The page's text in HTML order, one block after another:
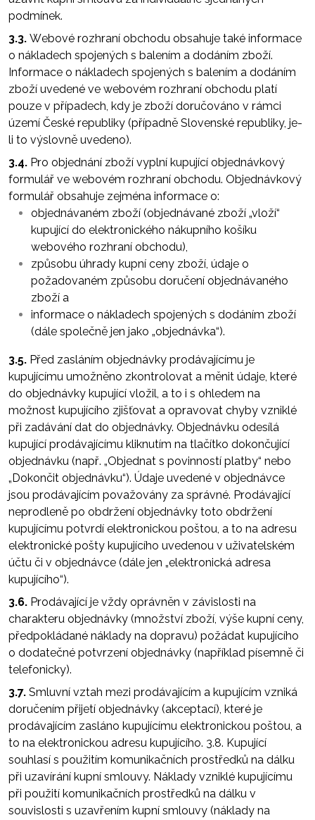
podmínek.
3.3. Webové rozhraní obchodu obsahuje také informace
o nákladech spojených s balením a dodáním zboží.
Informace o nákladech spojených s balením a dodáním
zboží uvedené ve webovém rozhraní obchodu platí
pouze v případech, kdy je zboží doručováno v rámci
území České republiky (případně Slovenské republiky, je-
li to výslovně uvedeno).
3.4. Pro objednání zboží vyplní kupující objednávkový
formulář ve webovém rozhraní obchodu. Objednávkový
formulář obsahuje zejména informace o:
objednávaném zboží (objednávané zboží „vloží“
kupující do elektronického nákupního košíku
webového rozhraní obchodu),
způsobu úhrady kupní ceny zboží, údaje o
požadovaném způsobu doručení objednávaného
zboží a
informace o nákladech spojených s dodáním zboží
(dále společně jen jako „objednávka“).
3.5. Před zasláním objednávky prodávajícímu je
kupujícímu umožněno zkontrolovat a měnit údaje, které
do objednávky kupující vložil, a to i s ohledem na
možnost kupujícího zjišťovat a opravovat chyby vzniklé
při zadávání dat do objednávky. Objednávku odesílá
kupující prodávajícímu kliknutím na tlačítko dokončující
objednávku (např. „Objednat s povinností platby“ nebo
„Dokončit objednávku“). Údaje uvedené v objednávce
jsou prodávajícím považovány za správné. Prodávající
neprodleně po obdržení objednávky toto obdržení
kupujícímu potvrdí elektronickou poštou, a to na adresu
elektronické pošty kupujícího uvedenou v uživatelském
účtu či v objednávce (dále jen „elektronická adresa
kupujícího“).
3.6. Prodávající je vždy oprávněn v závislosti na
charakteru objednávky (množství zboží, výše kupní ceny,
předpokládané náklady na dopravu) požádat kupujícího
o dodatečné potvrzení objednávky (například písemně či
telefonicky).
3.7. Smluvní vztah mezi prodávajícím a kupujícím vzniká
doručením přijetí objednávky (akceptací), které je
prodávajícím zasláno kupujícímu elektronickou poštou, a
to na elektronickou adresu kupujícího. 3.8. Kupující
souhlasí s použitím komunikačních prostředků na dálku
při uzavírání kupní smlouvy. Náklady vzniklé kupujícímu
při použití komunikačních prostředků na dálku v
souvislosti s uzavřením kupní smlouvy (náklady na